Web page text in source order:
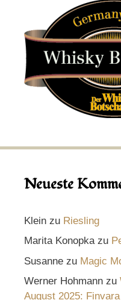
Neueste
Klein zu Riesling
Marita Konopkazu
Susanne zu Magic
Werner Hohmann zu
August 2025: Finvara